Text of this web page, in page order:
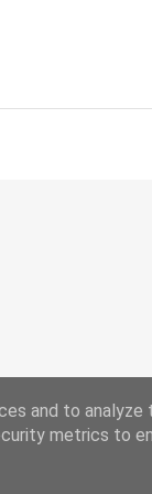
Chi Siamo
and to analyze
metrics to